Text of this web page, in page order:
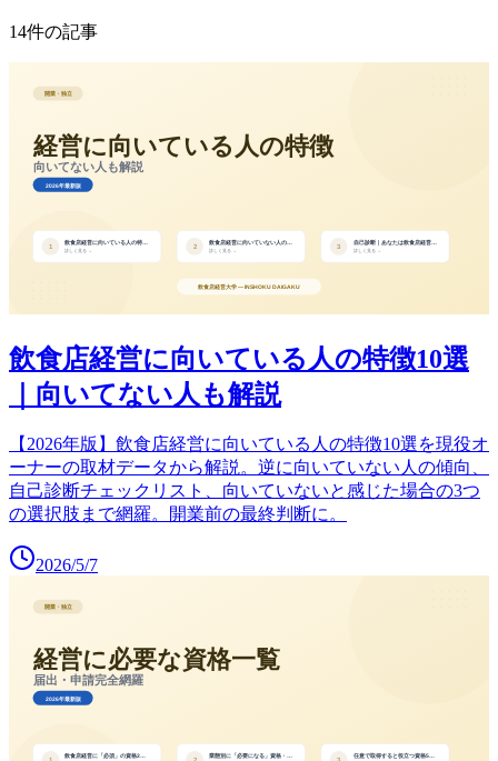
14件の記事
飲食店経営に向いている人の特徴10選
｜向いてない人も解説
【2026年版】飲食店経営に向いている人の特徴10選を現役オ
ーナーの取材データから解説。逆に向いていない人の傾向、
自己診断チェックリスト、向いていないと感じた場合の3つ
の選択肢まで網羅。開業前の最終判断に。
2026/5/7